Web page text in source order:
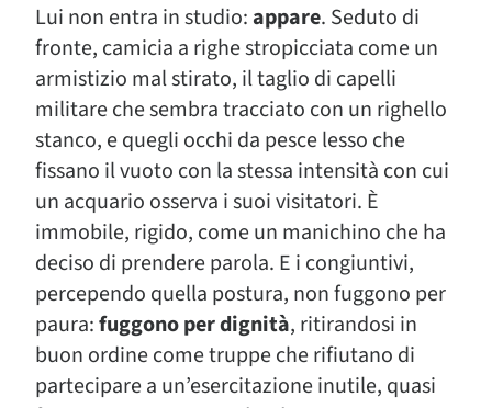
Lui non entra in studio:appare. Seduto di
fronte, camicia a righe stropicciata come un
armistizio mal stirato, il taglio di capelli
militare che sembra tracciato con un righello
stanco, e quegli occhi da pesce lesso che
fissano il vuoto con la stessa intensità con cui
un acquario osserva i suoi visitatori. È
immobile, rigido, come un manichino che ha
deciso di prendere parola. E i congiuntivi,
percependo quella postura, non fuggono per
paura:fuggono per dignità, ritirandosi in
buon ordine come truppe che rifiutano di
partecipare a un’esercitazione inutile, quasi